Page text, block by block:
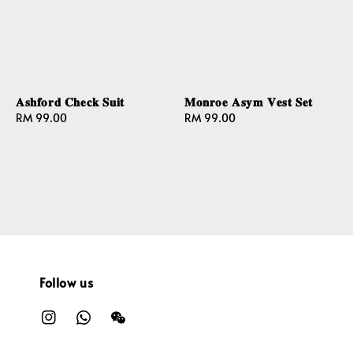
𝐀𝐬𝐡𝐟𝐨𝐫𝐝 𝐂𝐡𝐞𝐜𝐤 𝐒𝐮𝐢𝐭
Regular
RM 99.00
𝐌𝐨𝐧𝐫𝐨𝐞 𝐀𝐬𝐲𝐦 𝐕𝐞𝐬𝐭 𝐒𝐞𝐭
Regular
RM 99.00
Follow us